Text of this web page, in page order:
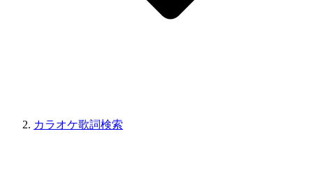
カラオケ歌詞検索